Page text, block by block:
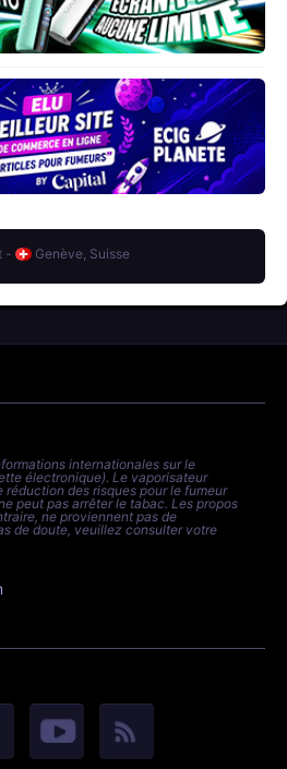
- Genève, Suisse
internationales sur le
électronique). Le vaporisateur
réduction des risques pour le fumeur
peut pas arrêter le tabac. Les propos
ne proviennent pas de
de doute, veuillez consulter votre